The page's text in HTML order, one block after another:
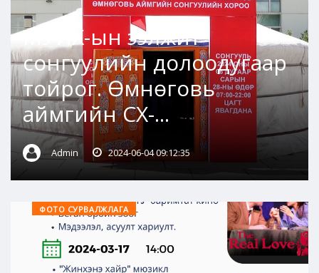
МУИХ-ын ээлжит
сонгуулийн долоодугаар
тойрог. Өмнөговь
аймгийн СХ-...
Admin 2024-06-04 09:12:35
ФОТО СУРВАЛЖЛАГА